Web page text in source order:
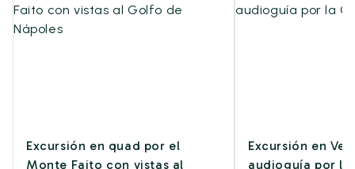
Excursión en quad por el
Monte Faito con vistas al
Excursión en
audioguía por la